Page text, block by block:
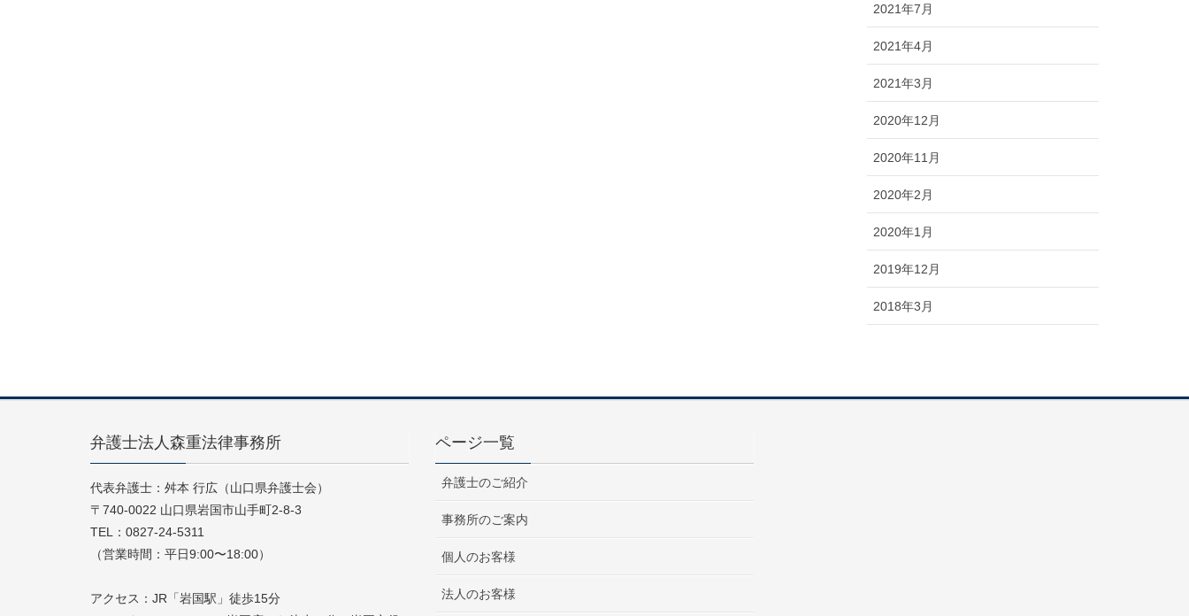
2021年7月
2021年4月
2021年3月
2020年12月
2020年11月
2020年2月
2020年1月
2019年12月
2018年3月
弁護士法人森重法律事務所
代表弁護士：舛本 行広（山口県弁護士会）
〒740-0022 山口県岩国市山手町2-8-3
TEL：0827-24-5311
（営業時間：平日9:00〜18:00）
アクセス：JR「岩国駅」徒歩15分
ページ一覧
弁護士のご紹介
事務所のご案内
個人のお客様
法人のお客様